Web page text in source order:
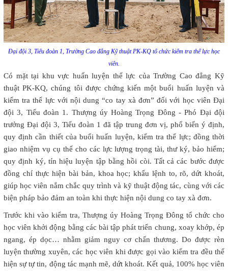
Đại đội 3, Tiểu đoàn 1, Trường Cao đẳng Kỹ thuật PK-KQ tổ chức kiểm tra thể lực học
viên.
Có mặt tại khu vực huấn luyện thể lực của Trường Cao đẳng Kỹ
thuật PK-KQ, chúng tôi được chứng kiến một buổi huấn luyện và
kiểm tra thể lực với nội dung “co tay xà đơn” đối với học viên Đại
đội 3, Tiểu đoàn 1. Thượng úy Hoàng Trọng Đông - Phó Đại đội
trưởng Đại đội 3, Tiểu đoàn 1 đã tập trung đơn vị, phổ biến ý định,
quy định cần thiết của buổi huấn luyện, kiểm tra thể lực; đồng thời
giao nhiệm vụ cụ thể cho các lực lượng trọng tài, thư ký, bảo hiểm;
quy định ký, tín hiệu luyện tập bằng hồi còi. Tất cả các bước được
đồng chí thực hiện bài bản, khoa học; khẩu lệnh to, rõ, dứt khoát,
giúp học viên nắm chắc quy trình và kỹ thuật động tác, cùng với các
biện pháp bảo đảm an toàn khi thực hiện nội dung co tay xà đơn.
Trước khi vào kiểm tra, Thượng úy Hoàng Trọng Đông tổ chức cho
học viên khởi động bằng các bài tập phát triển chung, xoay khớp, ép
ngang, ép dọc… nhằm giảm nguy cơ chấn thương. Do được rèn
luyện thường xuyên, các học viên khi được gọi vào kiểm tra đều thể
hiện sự tự tin, động tác mạnh mẽ, dứt khoát. Kết quả, 100% học viên